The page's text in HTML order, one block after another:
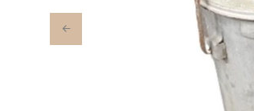
Previous